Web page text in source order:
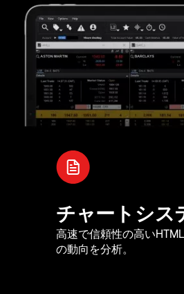
チャートシス
高速で信頼性の高い
の動向を分析。